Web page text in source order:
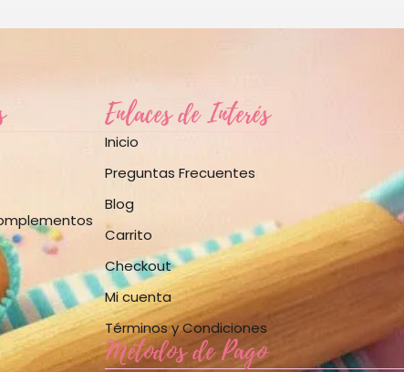
Enlaces de Interés
Inicio
Preguntas Frecuentes
Blog
Carrito
Checkout
Mi cuenta
Términos y Condiciones
Métodos de Pago